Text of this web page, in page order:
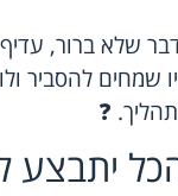
שלא ברור,
שמחים להסביר
❓
יתבצע